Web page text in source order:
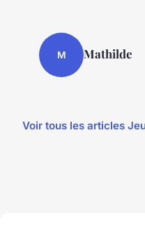
M Mathilde
Voir tous les articles